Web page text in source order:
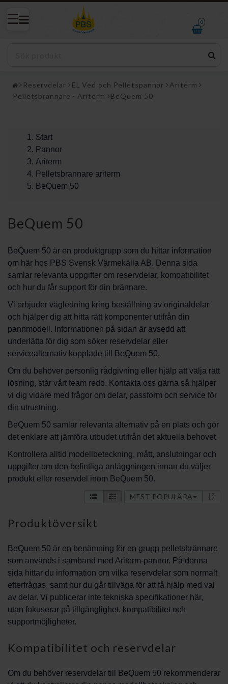
0
Reservdelar EL Ved och Pelletspannor
Ariterm
Pelletsbrännare - Ariterm
BeQuem 50
Start
Pannor
Ariterm
Pelletsbrannare ariterm
BeQuem 50
BeQuem 50
BeQuem 50 är en produktgrupp som du hittar information
om här hos PBS Svensk Värmekälla AB. Denna sida
samlar relevanta uppgifter om reservdelar, kompatibilitet
och hur du får support för din brännare.
Vi erbjuder vägledning kring beställning av originaldelar
och hjälper dig att hitta rätt komponenter utifrån din
pannmodell. Informationen på sidan är avsedd att
underlätta för dig som söker reservdelar eller
servicealternativ kopplade till BeQuem 50.
Om du behöver personlig rådgivning eller hjälp att välja rätt
lösning, står vårt team redo. Kontakta oss gärna så hjälper
vi dig vidare med frågor om delar, passform och service för
din utrustning.
BeQuem 50 samlar relevanta alternativ på en plats och gör
det enklare att jämföra utbudet utifrån det aktuella behovet.
Kontrollera alltid modellbeteckning, mått, anslutningar och
uppgifter om den befintliga anläggningen innan du väljer
produkt eller reservdel inom BeQuem 50.
MEST POPULÄRA
Produktöversikt
BeQuem 50 är en benämning för en grupp pelletsbrännare
som används i samband med Ariterm-pannor. På denna
sida hittar du information om vilka reservdelar som normalt
efterfrågas, samt hur du går tillväga för att få hjälp med val
av delar. Vi publicerar inte tekniska specifikationer här,
utan fokuserar på tillgänglighet, kompatibilitet och
supportmöjligheter.
Kompatibilitet och reservdelar
Om du behöver reservdelar till BeQuem 50 rekommenderar